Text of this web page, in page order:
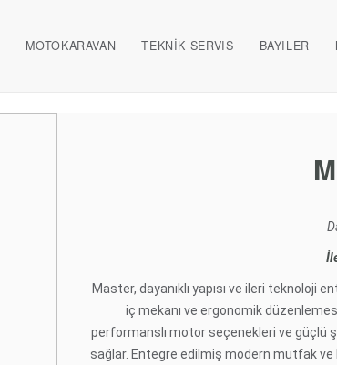
MOTOKARAVAN TEKNİK SERVIS BAYILER
Master, dayanıklı yapısı ve ileri teknoloji
iç mekanı ve ergonomik
performanslı motor seçenekleri ve güçlü
sağlar. Entegre edilmiş modern mutfak